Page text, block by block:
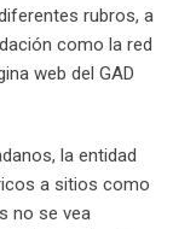
rubros, a
como la red
web del GAD
la entidad
a sitios como
no se vea